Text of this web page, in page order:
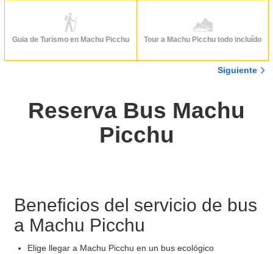
Guia de Turismo en Machu Picchu Tour a Machu Picchu todo incluído
Siguiente
Reserva Bus Machu
Picchu
Beneficios del servicio de bus
a Machu Picchu
Elige llegar a Machu Picchu en un bus ecológico